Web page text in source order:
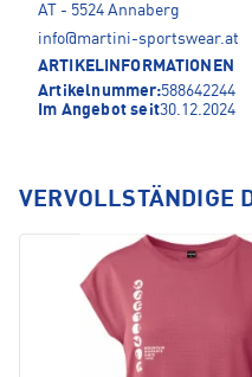
AT - 5524 Annaberg
info@martini-sportswear.at
ARTIKELINFORMATIONEN
Artikelnummer:588642244
Im Angebot seit30.12.2024
VERVOLLSTÄNDIGE